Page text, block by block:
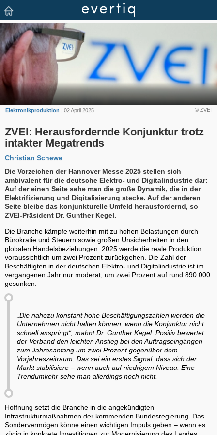
© ZVEI
Elektronikproduktion | 02 April 2025
ZVEI: Herausfordernde Konjunktur trotz
intakter Megatrends
Christian Schewe
Die Vorzeichen der Hannover Messe 2025 stellen sich
ambivalent für die deutsche Elektro- und Digitalindustrie dar:
Auf der einen Seite sehe man die große Dynamik, die in der
Elektrifizierung und Digitalisierung stecke. Auf der anderen
Seite bleibe das konjunkturelle Umfeld herausfordernd, so
ZVEI-Präsident Dr. Gunther Kegel.
Die Branche kämpfe weiterhin mit zu hohen Belastungen durch
Bürokratie und Steuern sowie großen Unsicherheiten in den
globalen Handelsbeziehungen. 2025 werde die reale Produktion
voraussichtlich um zwei Prozent zurückgehen. Die Zahl der
Beschäftigten in der deutschen Elektro- und Digitalindustrie ist im
vergangenen Jahr nur moderat, um zwei Prozent auf rund 890.000
gesunken.
„Die nahezu konstant hohe Beschäftigungszahlen werden die
Unternehmen nicht halten können, wenn die Konjunktur nicht
schnell anspringt“, mahnt Dr. Gunther Kegel. Positiv bewertet
der Verband den leichten Anstieg bei den Auftragseingängen
zum Jahresanfang um zwei Prozent gegenüber dem
Vorjahreszeitraum. Das sei ein erstes Signal, dass sich der
Markt stabilisiere – wenn auch auf niedrigem Niveau. Eine
Trendumkehr sehe man allerdings noch nicht.
Hoffnung setzt die Branche in die angekündigten
Infrastrukturmaßnahmen der kommenden Bundesregierung. Das
Sondervermögen könne einen wichtigen Impuls geben – wenn es